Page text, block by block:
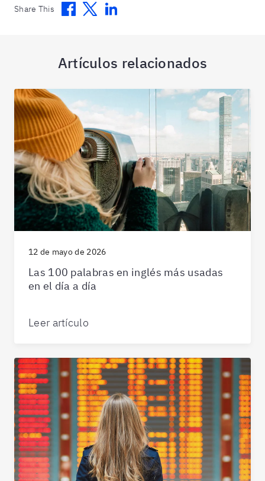
Share This Facebook
TwitterLinkedin
Artículos relacionados
12 de mayo de 2026
Las 100 palabras en inglés más usadas
en el día a día
Leer artículo